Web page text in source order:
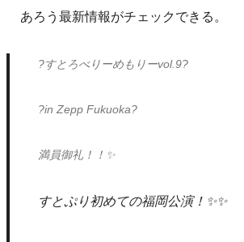
あろう最新情報がチェックできる。
?すとろべりーめもりーvol.9?
?in Zepp Fukuoka?
満員御礼！！✨
すとぷり初めての福岡公演！✨✨